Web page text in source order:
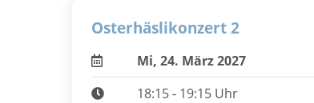
Osterhäslikonzert 2
Mi, 24. März 2027
18:15 - 19:15 Uhr